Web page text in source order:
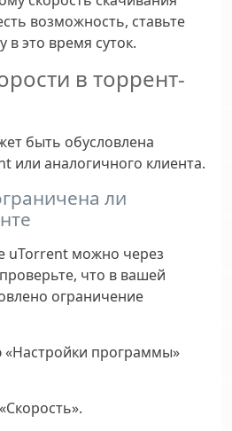
возможность, ставьте
в это время суток.
в торрент-
быть обусловлена
или аналогичного клиента.
ли
uTorrent можно через
что в вашей
ограничение
программы»